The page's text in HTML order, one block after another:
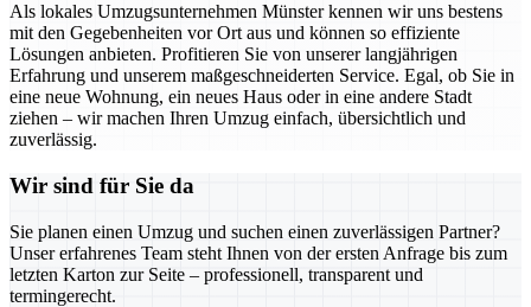
Als lokales Umzugsunternehmen Münster kennen wir uns bestens
mit den Gegebenheiten vor Ort aus und können so effiziente
Lösungen anbieten. Profitieren Sie von unserer langjährigen
Erfahrung und unserem maßgeschneiderten Service. Egal, ob Sie in
eine neue Wohnung, ein neues Haus oder in eine andere Stadt
ziehen – wir machen Ihren Umzug einfach, übersichtlich und
zuverlässig.
Wir sind für Sie da
Sie planen einen Umzug und suchen einen zuverlässigen Partner?
Unser erfahrenes Team steht Ihnen von der ersten Anfrage bis zum
letzten Karton zur Seite – professionell, transparent und
termingerecht.